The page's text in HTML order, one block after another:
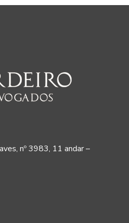
nº 3983, 11 andar –